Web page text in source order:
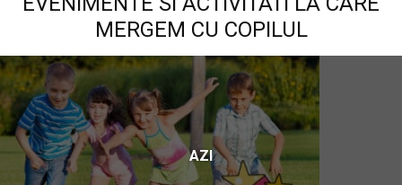
MERGEM CU COPILUL
AZI